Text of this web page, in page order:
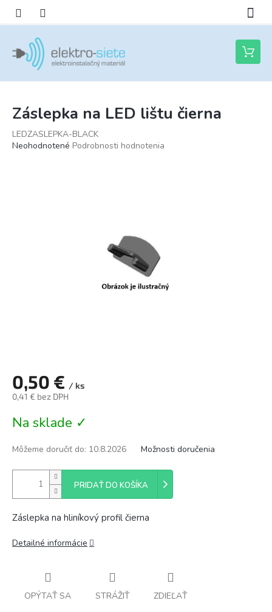
obsah
Nákupný
košík
Záslepka na LED lištu čierna
LEDZASLEPKA-BLACK
Priemerné
Neohodnotené Podrobnosti hodnotenia
0,50 € / ks
0,41 € bez DPH
cena:
Na sklade ✓
Môžeme doručiť do: 10.8.2026 Možnosti doručenia
PRIDAŤ DO KOŠÍKA
Záslepka na hliníkový profil čierna
Detailné informácie
OPÝTAŤ SA STRÁŽIŤ ZDIEĽAŤ